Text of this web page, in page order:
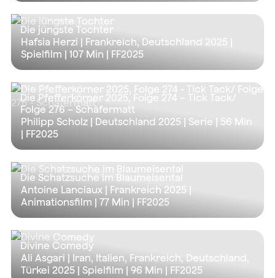
Die jüngste Tochter
Hafsia Herzi | Frankreich, Deutschland 2025 |
Spielfilm | 107 Min | FF2025
Die Pfefferkörner 2025, Folge 274 – Tick Tack/
Folge 276 – Schäfermatt
Philipp Scholz | Deutschland 2025 | Serie | 56 Min
| FF2025
Die Schatzsuche im Blaumeisental
Antoine Lanciaux | Frankreich 2025 |
Animationsfilm | 77 Min | FF2025
Divine Comedy
Ali Asgari | Iran, Italien, Frankreich, Deutschland,
Türkei 2025 | Spielfilm | 96 Min | FF2025